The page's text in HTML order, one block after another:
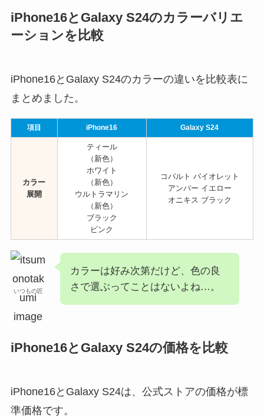
iPhone16とGalaxy S24のカラーバリエ
ーションを比較
iPhone16とGalaxy S24のカラーの違いを比較表に
まとめました。
項目 iPhone16 Galaxy S24
カラー
展開
ティール
（新色）
ホワイト
（新色）
ウルトラマリン
（新色）
ブラック
ピンク
コバルト バイオレット
アンバー イエロー
オニキス ブラック
いつもの匠
カラーは好み次第だけど、色の良
さで選ぶってことはないよね…。
iPhone16とGalaxy S24の価格を比較
iPhone16とGalaxy S24は、公式ストアの価格が標
準価格です。